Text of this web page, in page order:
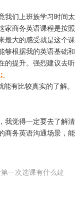
我们上班族学习时间太
家商务英语课程是按照
最大的感受就是这个课
够根据我的英语基础和
的提升。强烈建议去听
能有比较真实的了解。
我觉得一定要去了解清
商务英语沟通场景，能
一次选课有什么建